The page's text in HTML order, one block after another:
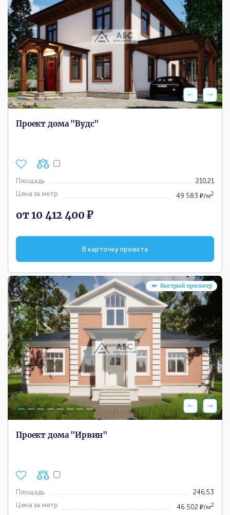
Проект дома "Вудс"
Площадь
210,21
Цена за метр
49 583 ₽/м2
от 10 412 400 ₽
В карточку проекта
Проект дома "Ирвин"
Площадь
246,53
Цена за метр
46 502 ₽/м2
Быстрый просмотр